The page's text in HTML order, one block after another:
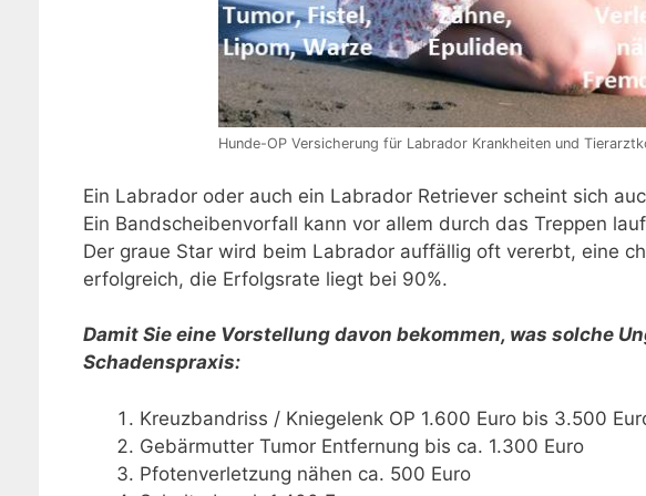
Hunde-OP Versicherung für Labrador Krankheiten und
Ein Labrador oder auch ein Labrador Retriever scheint sich
Ein Bandscheibenvorfall kann vor allem durch das Treppen
Der graue Star wird beim Labrador auffällig oft vererbt, eine
erfolgreich, die Erfolgsrate liegt bei 90%.
Damit Sie eine Vorstellung davon bekommen, was solche
Schadenspraxis:
Kreuzbandriss / Kniegelenk OP 1.600 Euro bis 3.500
Gebärmutter Tumor Entfernung bis ca. 1.300 Euro
Pfotenverletzung nähen ca. 500 Euro